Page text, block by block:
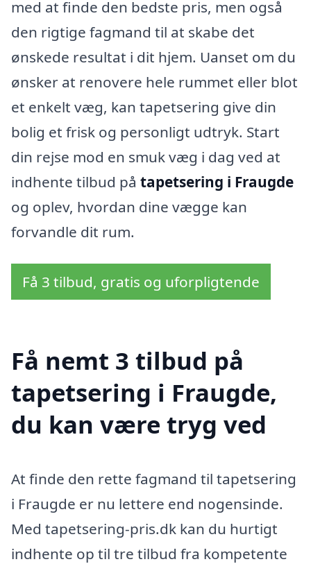
med at finde den bedste pris, men også
den rigtige fagmand til at skabe det
ønskede resultat i dit hjem. Uanset om du
ønsker at renovere hele rummet eller blot
et enkelt væg, kan tapetsering give din
bolig et frisk og personligt udtryk. Start
din rejse mod en smuk væg i dag ved at
indhente tilbud på tapetsering i Fraugde
og oplev, hvordan dine vægge kan
forvandle dit rum.
Få 3 tilbud, gratis og uforpligtende
Få nemt 3 tilbud på
tapetsering i Fraugde,
du kan være tryg ved
At finde den rette fagmand til tapetsering
i Fraugde er nu lettere end nogensinde.
Med tapetsering-pris.dk kan du hurtigt
indhente op til tre tilbud fra kompetente